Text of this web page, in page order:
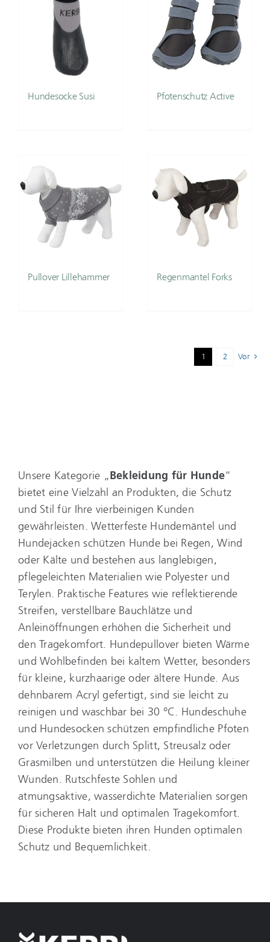
Hundesocke Susi Pfotenschutz Active
Pullover Lillehammer Regenmantel Forks
1 2 Vor
Unsere Kategorie „Bekleidung für Hunde“
bietet eine Vielzahl an Produkten, die Schutz
und Stil für Ihre vierbeinigen Kunden
gewährleisten. Wetterfeste Hundemäntel und
Hundejacken schützen Hunde bei Regen, Wind
oder Kälte und bestehen aus langlebigen,
pflegeleichten Materialien wie Polyester und
Terylen. Praktische Features wie reflektierende
Streifen, verstellbare Bauchlätze und
Anleinöffnungen erhöhen die Sicherheit und
den Tragekomfort. Hundepullover bieten Wärme
und Wohlbefinden bei kaltem Wetter, besonders
für kleine, kurzhaarige oder ältere Hunde. Aus
dehnbarem Acryl gefertigt, sind sie leicht zu
reinigen und waschbar bei 30 °C. Hundeschuhe
und Hundesocken schützen empfindliche Pfoten
vor Verletzungen durch Splitt, Streusalz oder
Grasmilben und unterstützen die Heilung kleiner
Wunden. Rutschfeste Sohlen und
atmungsaktive, wasserdichte Materialien sorgen
für sicheren Halt und optimalen Tragekomfort.
Diese Produkte bieten ihren Hunden optimalen
Schutz und Bequemlichkeit.